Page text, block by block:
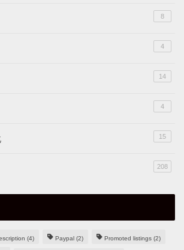
8
4
14
4
15
208
(4) Paypal (2) Promoted listings (2)